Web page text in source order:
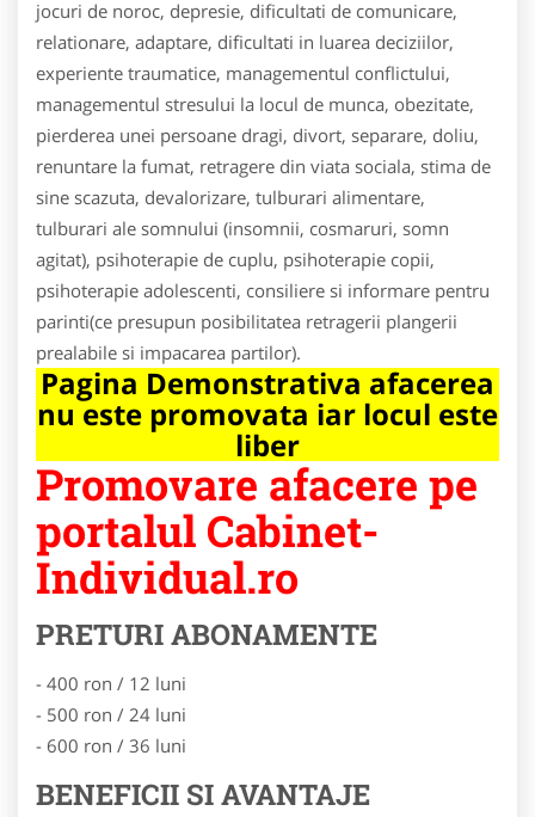
jocuri de noroc, depresie, dificultati de comunicare,
relationare, adaptare, dificultati in luarea deciziilor,
experiente traumatice, managementul conflictului,
managementul stresului la locul de munca, obezitate,
pierderea unei persoane dragi, divort, separare, doliu,
renuntare la fumat, retragere din viata sociala, stima de
sine scazuta, devalorizare, tulburari alimentare,
tulburari ale somnului (insomnii, cosmaruri, somn
agitat), psihoterapie de cuplu, psihoterapie copii,
psihoterapie adolescenti, consiliere si informare pentru
parinti(ce presupun posibilitatea retragerii plangerii
prealabile si impacarea partilor).
Pagina Demonstrativa afacerea
nu este promovata iar locul este
liber
Promovare afacere pe
portalul Cabinet-
Individual.ro
PRETURI ABONAMENTE
- 400 ron / 12 luni
- 500 ron / 24 luni
- 600 ron / 36 luni
BENEFICII SI AVANTAJE